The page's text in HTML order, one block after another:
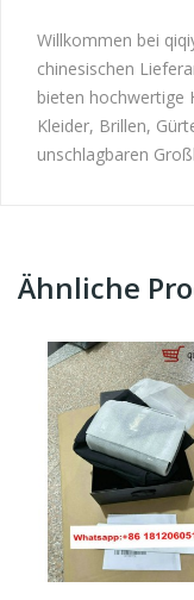
Willkommen bei
chinesischen
bieten hochwertige
Kleider, Brillen,
unschlagbaren
Ähnliche